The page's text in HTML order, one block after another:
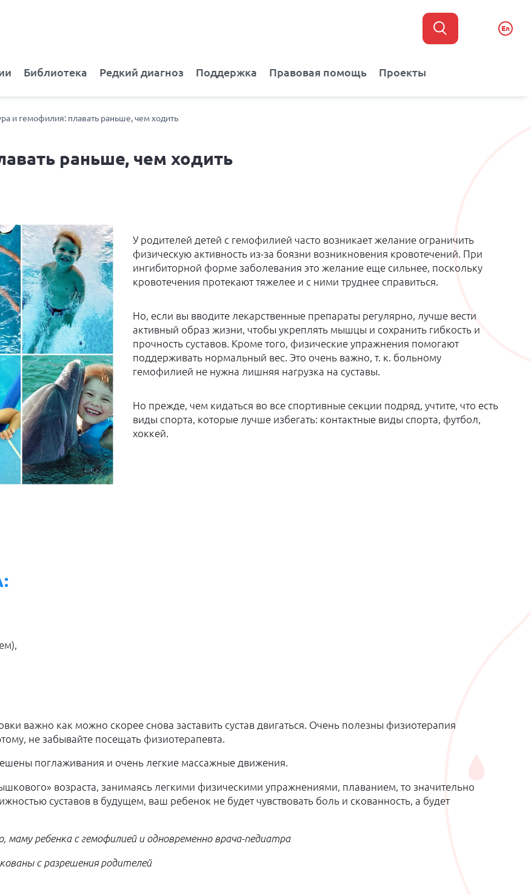
En
Библиотека Редкий диагноз Поддержка Правовая помощь Проекты
и гемофилия: плавать раньше, чем ходить
раньше, чем ходить
У родителей детей с гемофилией часто возникает желание ограничить
физическую активность из-за боязни возникновения кровотечений. При
ингибиторной форме заболевания это желание еще сильнее, поскольку
кровотечения протекают тяжелее и с ними труднее справиться.
Но, если вы вводите лекарственные препараты регулярно, лучше вести
активный образ жизни, чтобы укреплять мышцы и сохранить гибкость и
прочность суставов. Кроме того, физические упражнения помогают
поддерживать нормальный вес. Это очень важно, т. к. больному
гемофилией не нужна лишняя нагрузка на суставы.
Но прежде, чем кидаться во все спортивные секции подряд, учтите, что есть
виды спорта, которые лучше избегать: контактные виды спорта, футбол,
хоккей.
важно как можно скорее снова заставить сустав двигаться. Очень полезны физиотерапия
не забывайте посещать физиотерапевта.
поглаживания и очень легкие массажные движения.
возраста, занимаясь легкими физическими упражнениями, плаванием, то значительно
суставов в будущем, ваш ребенок не будет чувствовать боль и скованность, а будет
ребенка с гемофилией и одновременно врача-педиатра
с разрешения родителей